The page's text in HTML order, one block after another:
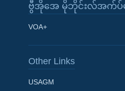
Learning English
ဗွီအိုအေ မိုဘိုင်းလ်အက်ပ်မ
VOA+
Other Links
USAGM